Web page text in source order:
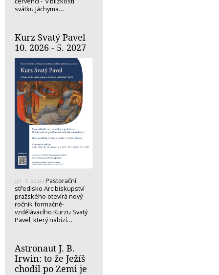
svátku Jáchyma…
Kurz Svatý Pavel
10. 2026 - 5. 2027
(21. 7. 2026) Pastorační
středisko Arcibiskupství
pražského otevírá nový
ročník formačně-
vzdělávacího Kurzu Svatý
Pavel, který nabízí…
Astronaut J. B.
Irwin: to že Ježíš
chodil po Zemi je